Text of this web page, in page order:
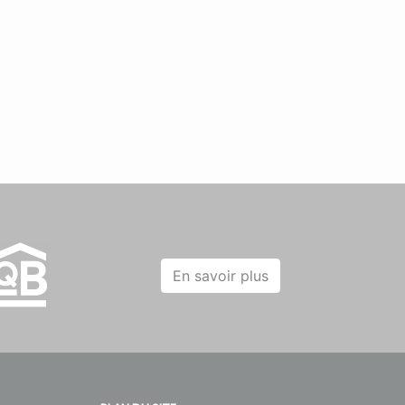
En savoir plus